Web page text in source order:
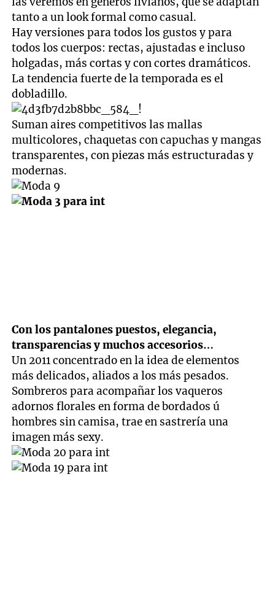
tanto a un look formal como casual.
Hay versiones para todos los gustos y para
todos los cuerpos: rectas, ajustadas e incluso
holgadas, más cortas y con cortes dramáticos.
La tendencia fuerte de la temporada es el
dobladillo.
Suman aires competitivos las mallas
multicolores, chaquetas con capuchas y mangas
transparentes, con piezas más estructuradas y
modernas.
Con los pantalones puestos, elegancia,
transparencias y muchos accesorios…
Un 2011 concentrado en la idea de elementos
más delicados, aliados a los más pesados.
Sombreros para acompañar los vaqueros
adornos florales en forma de bordados ú
hombres sin camisa, trae en sastrería una
imagen más sexy.